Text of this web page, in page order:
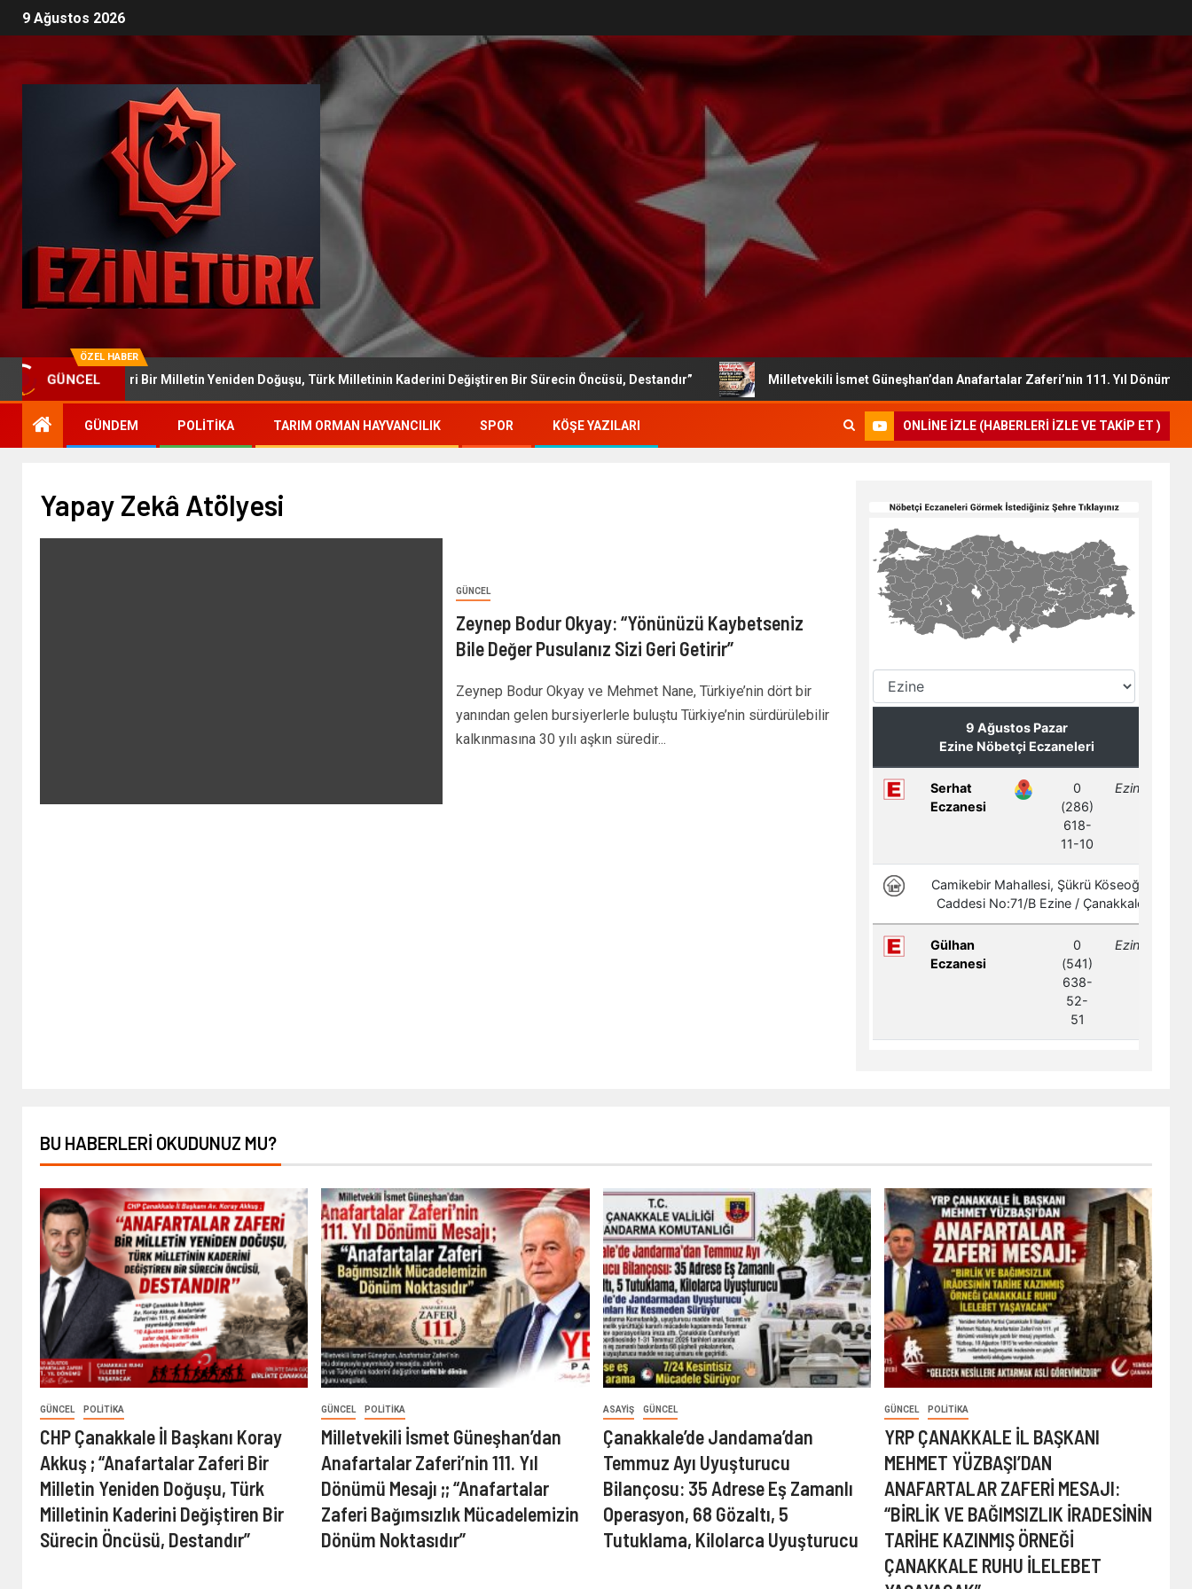
9 Ağustos 2026
ÖZEL HABER
GÜNCEL
Zaferi Bir Milletin Yeniden Doğuşu, Türk Milletinin Kaderini Değiştiren Bir Sürecin Öncüsü, Destandır” Milletvekili İsmet Güneşhan’dan Anafartalar Zaferi’nin 111. Yıl Dönümü Mesajı ;;
GÜNDEM POLITIKA TARIM ORMAN HAYVANCILIK SPOR KÖŞE YAZILARI ONLINE İZLE (HABERLERI İZLE VE TAKIP ET )
Yapay Zekâ Atölyesi
GÜNCEL
Zeynep Bodur Okyay: “Yönünüzü Kaybetseniz
Bile Değer Pusulanız Sizi Geri Getirir”
Zeynep Bodur Okyay ve Mehmet Nane, Türkiye’nin dört bir
yanından gelen bursiyerlerle buluştu Türkiye’nin sürdürülebilir
kalkınmasına 30 yılı aşkın süredir...
BU HABERLERI OKUDUNUZ MU?
GÜNCEL POLITIKA
CHP Çanakkale İl Başkanı Koray
Akkuş ; “Anafartalar Zaferi Bir
Milletin Yeniden Doğuşu, Türk
Milletinin Kaderini Değiştiren Bir
Sürecin Öncüsü, Destandır”
GÜNCEL POLITIKA
Milletvekili İsmet Güneşhan’dan
Anafartalar Zaferi’nin 111. Yıl
Dönümü Mesajı ;; “Anafartalar
Zaferi Bağımsızlık Mücadelemizin
Dönüm Noktasıdır”
ASAYIŞ GÜNCEL
Çanakkale’de Jandama’dan
Temmuz Ayı Uyuşturucu
Bilançosu: 35 Adrese Eş Zamanlı
Operasyon, 68 Gözaltı, 5
Tutuklama, Kilolarca Uyuşturucu
GÜNCEL POLITIKA
YRP ÇANAKKALE İL BAŞKANI
MEHMET YÜZBAŞI’DAN
ANAFARTALAR ZAFERİ MESAJI:
“BİRLİK VE BAĞIMSIZLIK İRADESİNİN
TARİHE KAZINMIŞ ÖRNEĞİ
ÇANAKKALE RUHU İLELEBET